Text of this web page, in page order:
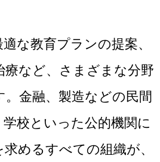
な教育プランの提案、
療など、さまざまな分野
金融、製造などの民間
校といった公的機関に
めるすべての組織が、